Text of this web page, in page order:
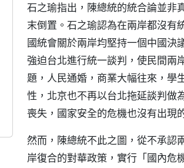
石之瑜指出，陳總統的統合論並非
末倒置。石之瑜認為在兩岸都沒有
國統會關於兩岸均堅持一個中國決
強迫台北進行統一談判，使民間兩
題，人民通婚，商業大幅往來，學
性，北京也不再以台北拖延談判做
喪失，國家安全的危機也沒有出現
然而，陳總統不此之圖，從不承認
岸復合的對華政策，實行「國內危